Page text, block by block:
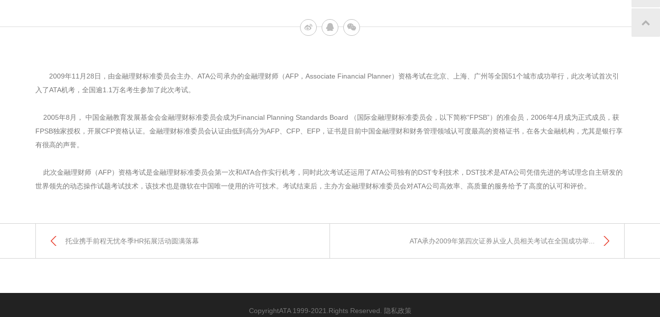
2009年11月28日，由金融理财标准委员会主办、ATA公司承办的金融理财师（AFP，Associate Financial Planner）资格考试在北京、上海、广州等全国51个城市成功举行，此次考试首次引
入了ATA机考，全国逾1.1万名考生参加了此次考试。
2005年8月， 中国金融教育发展基金会金融理财标准委员会成为Financial Planning Standards Board （国际金融理财标准委员会，以下简称“FPSB”）的准会员，2006年4月成为正式成员，获
FPSB独家授权，开展CFP资格认证。金融理财标准委员会认证由低到高分为AFP、CFP、EFP，证书是目前中国金融理财和财务管理领域认可度最高的资格证书，在各大金融机构，尤其是银行享
有很高的声誉。
此次金融理财师（AFP）资格考试是金融理财标准委员会第一次和ATA合作实行机考，同时此次考试还运用了ATA公司独有的DST专利技术，DST技术是ATA公司凭借先进的考试理念自主研发的
世界领先的动态操作试题考试技术，该技术也是微软在中国唯一使用的许可技术。考试结束后，主办方金融理财标准委员会对ATA公司高效率、高质量的服务给予了高度的认可和评价。
托业携手前程无忧冬季HR拓展活动圆满落幕 ATA承办2009年第四次证券从业人员相关考试在全国成功举...
CopyrightATA 1999-2021.Rights Reserved. 隐私政策